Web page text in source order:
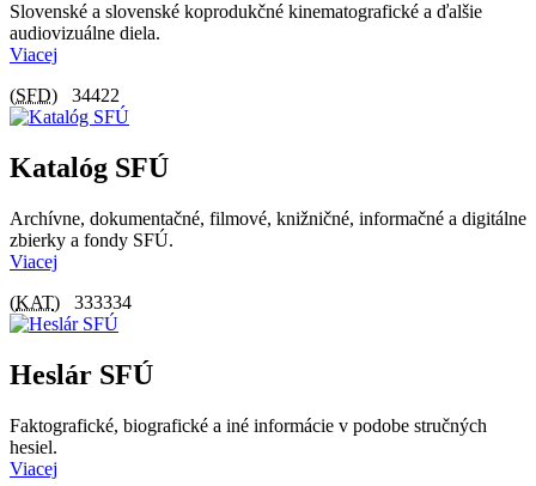
Slovenské a slovenské koprodukčné kinematografické a ďalšie
audiovizuálne diela.
Viacej
(SFD) 34422
Katalóg SFÚ
Archívne, dokumentačné, filmové, knižničné, informačné a digitálne
zbierky a fondy SFÚ.
Viacej
(KAT) 333334
Heslár SFÚ
Faktografické, biografické a iné informácie v podobe stručných
hesiel.
Viacej